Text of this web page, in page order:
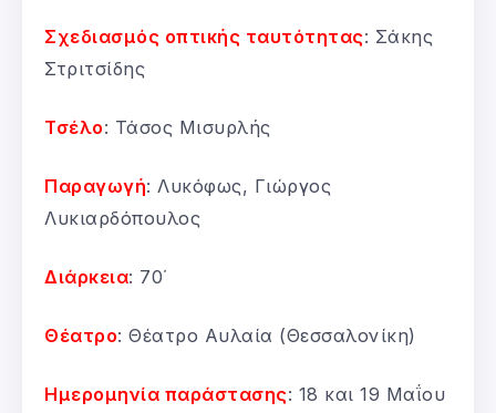
Σχεδιασμός οπτικής ταυτότητας: Σάκης
Στριτσίδης
Τσέλο: Τάσος Μισυρλής
Παραγωγή: Λυκόφως, Γιώργος
Λυκιαρδόπουλος
Διάρκεια: 70΄
Θέατρο: Θέατρο Αυλαία (Θεσσαλονίκη)
Ημερομηνία παράστασης: 18 και 19 Μαΐου